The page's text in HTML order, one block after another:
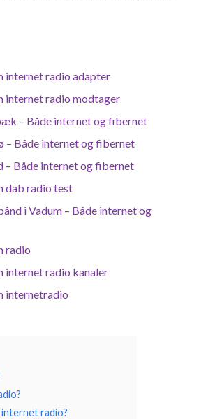
internet radio adapter
internet radio modtager
– Både internet og fibernet
– Både internet og fibernet
– Både internet og fibernet
dab radio test
i Vadum – Både internet og
radio
internet radio kanaler
internetradio
radio?